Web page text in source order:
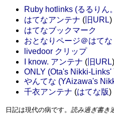
Ruby hotlinks (るるりん
はてなアンテナ ( 旧URL)
はてなブックマーク
おとなりページ＠はてな
livedoor クリップ
I know. アンテナ ( 旧URL)
ONLY (Ota's Nikki-Links'
やんてな (YAizawa's
千衣アンテナ (はてな版)
日記は現代の病です。 読み過ぎ書き